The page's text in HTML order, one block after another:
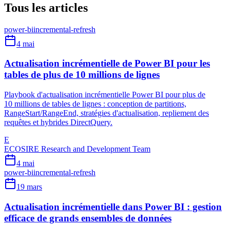
Tous les articles
power-biincremental-refresh
4 mai
Actualisation incrémentielle de Power BI pour les
tables de plus de 10 millions de lignes
Playbook d'actualisation incrémentielle Power BI pour plus de
10 millions de tables de lignes : conception de partitions,
RangeStart/RangeEnd, stratégies d'actualisation, repliement des
requêtes et hybrides DirectQuery.
E
ECOSIRE Research and Development Team
4 mai
power-biincremental-refresh
19 mars
Actualisation incrémentielle dans Power BI : gestion
efficace de grands ensembles de données